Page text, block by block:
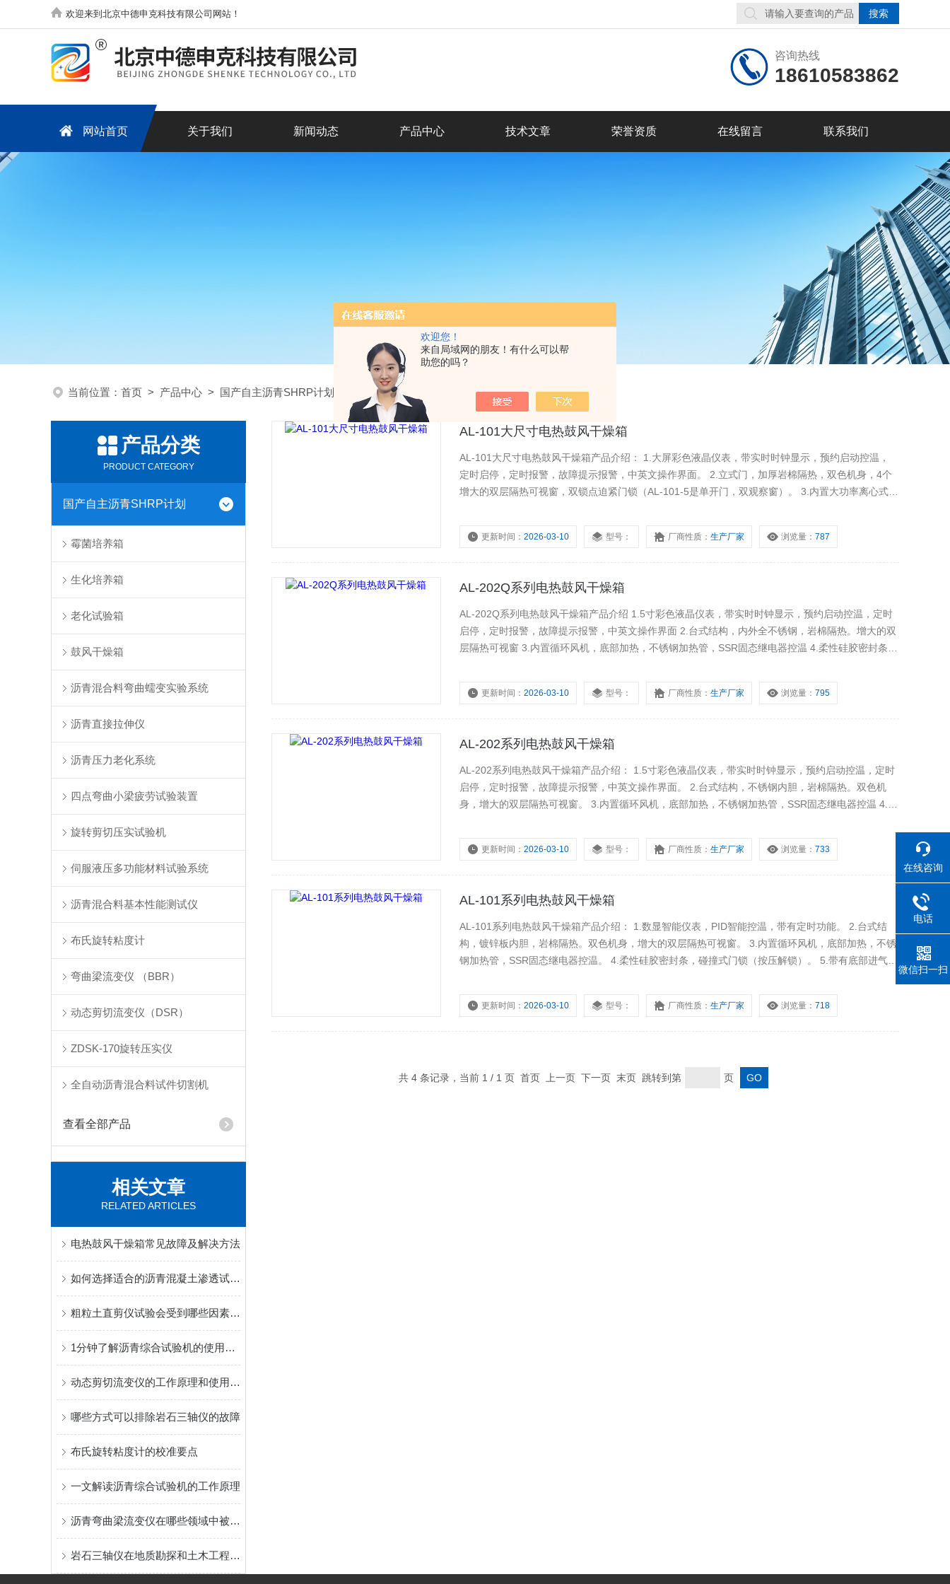
欢迎您！
来自局域网的朋友！有什么可以帮
助您的吗？
欢迎来到北京中德申克科技有限公司网站！
咨询热线
18610583862
网站首页 关于我们 新闻动态 产品中心 技术文章 荣誉资质 在线留言 联系我们
当前位置： 首页 > 产品中心 > 国产自主沥青SHRP计划 鼓风干燥箱
产品分类
PRODUCT CATEGORY
国产自主沥青SHRP计划
霉菌培养箱
生化培养箱
老化试验箱
鼓风干燥箱
沥青混合料弯曲蠕变实验系统
沥青直接拉伸仪
沥青压力老化系统
四点弯曲小梁疲劳试验装置
旋转剪切压实试验机
伺服液压多功能材料试验系统
沥青混合料基本性能测试仪
布氏旋转粘度计
弯曲梁流变仪 （BBR）
动态剪切流变仪（DSR）
ZDSK-170旋转压实仪
全自动沥青混合料试件切割机
查看全部产品
相关文章
RELATED ARTICLES
电热鼓风干燥箱常见故障及解决方法
如何选择适合的沥青混凝土渗透试验机
粗粒土直剪仪试验会受到哪些因素的影响？
1分钟了解沥青综合试验机的使用方法
动态剪切流变仪的工作原理和使用流程
哪些方式可以排除岩石三轴仪的故障
布氏旋转粘度计的校准要点
一文解读沥青综合试验机的工作原理
沥青弯曲梁流变仪在哪些领域中被广泛应用？
岩石三轴仪在地质勘探和土木工程中的作用是什么？
AL-101大尺寸电热鼓风干燥箱
AL-101大尺寸电热鼓风干燥箱产品介绍： 1.大屏彩色液晶仪表，带实时时钟显示，预约启动控温，
定时启停，定时报警，故障提示报警，中英文操作界面。 2.立式门，加厚岩棉隔热，双色机身，4个
增大的双层隔热可视窗，双锁点迫紧门锁（AL-101-5是单开门，双观察窗）。 3.内置大功率离心式双
更新时间：2026-03-10 型号： 厂商性质：生产厂家 浏览量：787
AL-202Q系列电热鼓风干燥箱
AL-202Q系列电热鼓风干燥箱产品介绍 1.5寸彩色液晶仪表，带实时时钟显示，预约启动控温，定时
启停，定时报警，故障提示报警，中英文操作界面 2.台式结构，内外全不锈钢，岩棉隔热。增大的双
层隔热可视窗 3.内置循环风机，底部加热，不锈钢加热管，SSR固态继电器控温 4.柔性硅胶密封条，
更新时间：2026-03-10 型号： 厂商性质：生产厂家 浏览量：795
AL-202系列电热鼓风干燥箱
AL-202系列电热鼓风干燥箱产品介绍： 1.5寸彩色液晶仪表，带实时时钟显示，预约启动控温，定时
启停，定时报警，故障提示报警，中英文操作界面。 2.台式结构，不锈钢内胆，岩棉隔热。双色机
身，增大的双层隔热可视窗。 3.内置循环风机，底部加热，不锈钢加热管，SSR固态继电器控温 4.柔
更新时间：2026-03-10 型号： 厂商性质：生产厂家 浏览量：733
AL-101系列电热鼓风干燥箱
AL-101系列电热鼓风干燥箱产品介绍： 1.数显智能仪表，PID智能控温，带有定时功能。 2.台式结
构，镀锌板内胆，岩棉隔热。双色机身，增大的双层隔热可视窗。 3.内置循环风机，底部加热，不锈
钢加热管，SSR固态继电器控温。 4.柔性硅胶密封条，碰撞式门锁（按压解锁）。 5.带有底部进气
更新时间：2026-03-10 型号： 厂商性质：生产厂家 浏览量：718
共 4 条记录，当前 1 / 1 页 首页 上一页 下一页 末页 跳转到第 页
在线咨询
电话
微信扫一扫